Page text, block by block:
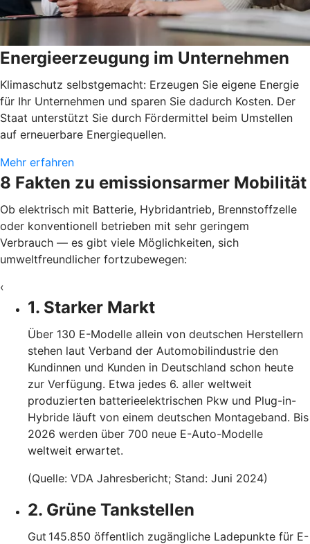
Energieerzeugung im Unternehmen
Klimaschutz selbstgemacht: Erzeugen Sie eigene Energie
für Ihr Unternehmen und sparen Sie dadurch Kosten. Der
Staat unterstützt Sie durch Fördermittel beim Umstellen
auf erneuerbare Energiequellen.
Mehr erfahren
8 Fakten zu emissionsarmer Mobilität
Ob elektrisch mit Batterie, Hybridantrieb, Brennstoffzelle
oder konventionell betrieben mit sehr geringem
Verbrauch — es gibt viele Möglichkeiten, sich
umweltfreundlicher fortzubewegen:
‹
1. Starker Markt
Über 130 E-Modelle allein von deutschen Herstellern
stehen laut Verband der Automobilindustrie den
Kundinnen und Kunden in Deutschland schon heute
zur Verfügung. Etwa jedes 6. aller weltweit
produzierten batterieelektrischen Pkw und Plug-in-
Hybride läuft von einem deutschen Montageband. Bis
2026 werden über 700 neue E-Auto-Modelle
weltweit erwartet.
(Quelle: VDA Jahresbericht; Stand: Juni 2024)
2. Grüne Tankstellen
Gut 145.850 öffentlich zugängliche Ladepunkte für E-